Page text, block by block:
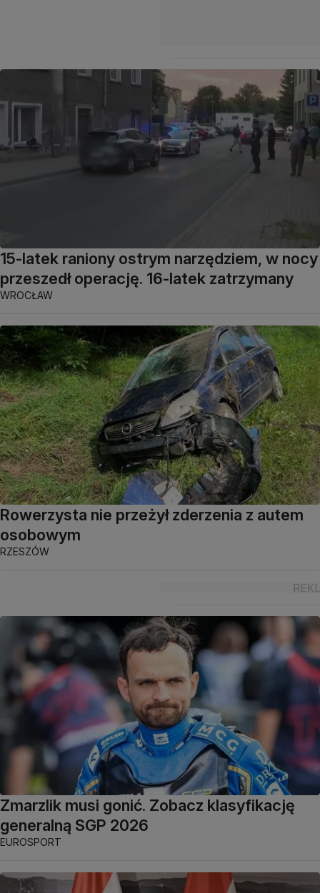
15-latek raniony ostrym narzędziem, w nocy
przeszedł operację. 16-latek zatrzymany
WROCŁAW
Rowerzysta nie przeżył zderzenia z autem
osobowym
RZESZÓW
Zmarzlik musi gonić. Zobacz klasyfikację
generalną SGP 2026
EUROSPORT